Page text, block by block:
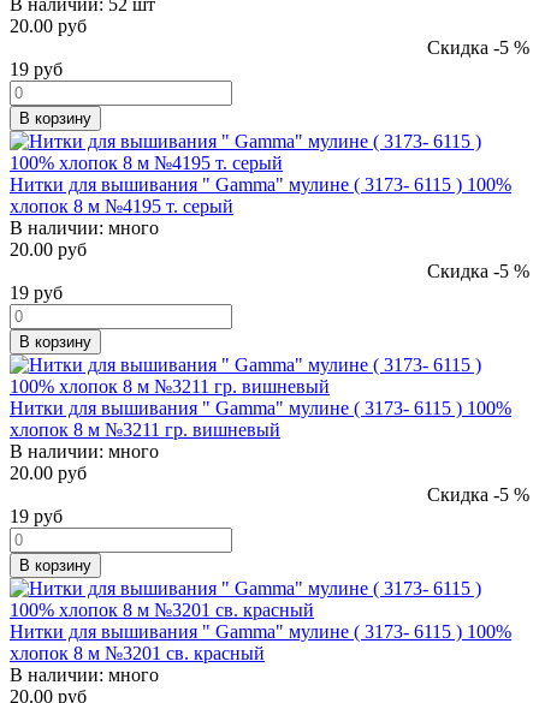
20.00 руб
Скидка -5 %
19 руб
В корзину
Нитки для вышивания " Gamma" мулине ( 3173- 6115 ) 100%
хлопок 8 м №4195 т. серый
В наличии: много
20.00 руб
Скидка -5 %
19 руб
В корзину
Нитки для вышивания " Gamma" мулине ( 3173- 6115 ) 100%
хлопок 8 м №3211 гр. вишневый
В наличии: много
20.00 руб
Скидка -5 %
19 руб
В корзину
Нитки для вышивания " Gamma" мулине ( 3173- 6115 ) 100%
хлопок 8 м №3201 св. красный
В наличии: много
20.00 руб